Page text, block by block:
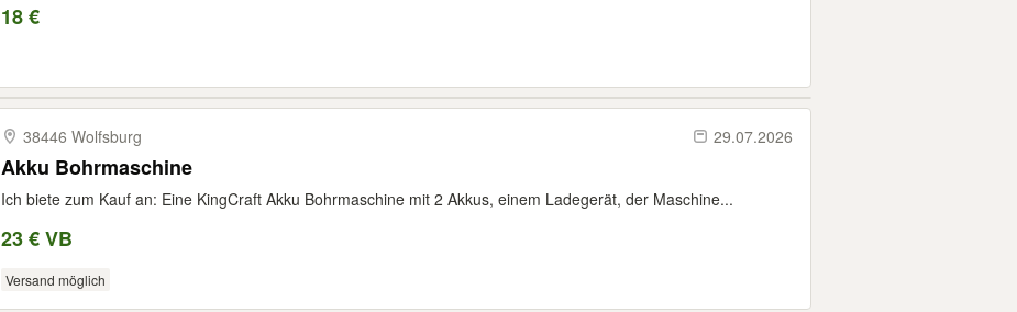
18 €
38446 Wolfsburg 29.07.2026
Akku Bohrmaschine
Ich biete zum Kauf an: Eine KingCraft Akku Bohrmaschine mit 2 Akkus, einem Ladegerät, der Maschine...
23 € VB
Versand möglich